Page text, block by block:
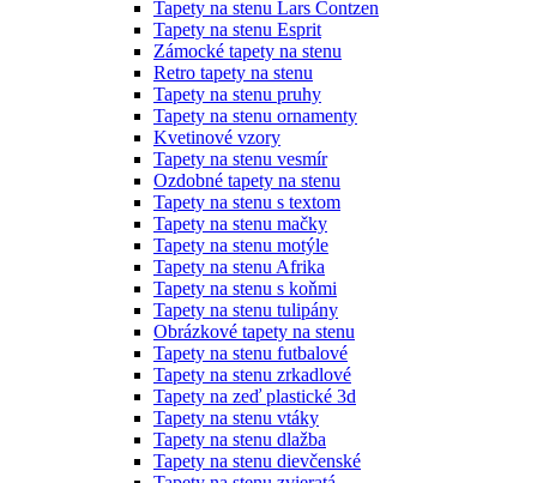
Tapety na stenu Lars Contzen
Tapety na stenu Esprit
Zámocké tapety na stenu
Retro tapety na stenu
Tapety na stenu pruhy
Tapety na stenu ornamenty
Kvetinové vzory
Tapety na stenu vesmír
Ozdobné tapety na stenu
Tapety na stenu s textom
Tapety na stenu mačky
Tapety na stenu motýle
Tapety na stenu Afrika
Tapety na stenu s koňmi
Tapety na stenu tulipány
Obrázkové tapety na stenu
Tapety na stenu futbalové
Tapety na stenu zrkadlové
Tapety na zeď plastické 3d
Tapety na stenu vtáky
Tapety na stenu dlažba
Tapety na stenu dievčenské